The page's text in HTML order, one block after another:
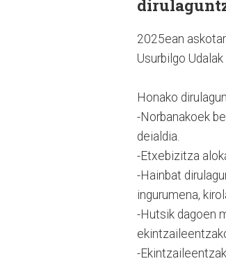
2025ean
Usurbilgo Udalak
Honako
-Norbanakoek
deialdia.
-Etxebizitza
-Hainbat
ingurumena,
-Hutsik dagoen
-